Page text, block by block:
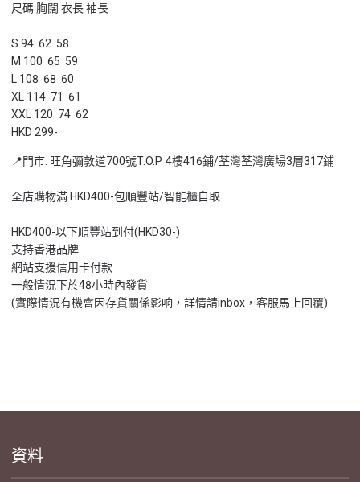
尺碼 胸闊 衣長 袖長
S 94 62 58
M 100 65 59
L 108 68 60
XL 114 71 61
XXL 120 74 62
HKD 299-
📍門市: 旺角彌敦道700號T.O.P. 4樓416鋪/荃灣荃灣廣場3層317鋪
全店購物滿 HKD400-包順豐站/智能櫃自取
HKD400-以下順豐站到付(HKD30-)
支持香港品牌
網站支援信用卡付款
一般情況下於48小時內發貨
(實際情況有機會因存貨關係影响，詳情請inbox，客服馬上回覆)
資料